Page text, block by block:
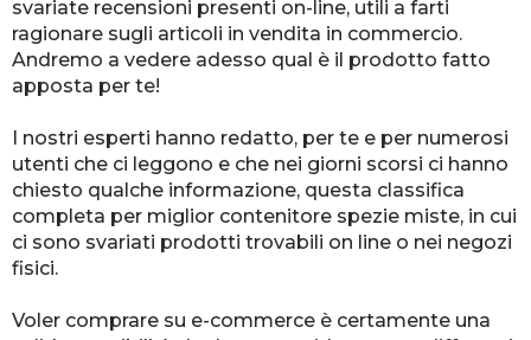
svariate recensioni presenti on-line, utili a farti
ragionare sugli articoli in vendita in commercio.
Andremo a vedere adesso qual è il prodotto fatto
apposta per te!
I nostri esperti hanno redatto, per te e per numerosi
utenti che ci leggono e che nei giorni scorsi ci hanno
chiesto qualche informazione, questa classifica
completa per miglior contenitore spezie miste, in cui
ci sono svariati prodotti trovabili on line o nei negozi
fisici.
Voler comprare su e-commerce è certamente una